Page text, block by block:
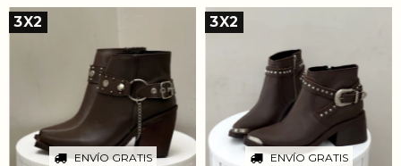
3X2
ENVÍO GRATIS
3X2
ENVÍO GRATIS